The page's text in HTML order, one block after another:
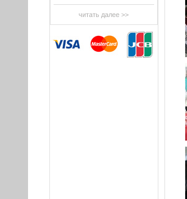
читать далее >>